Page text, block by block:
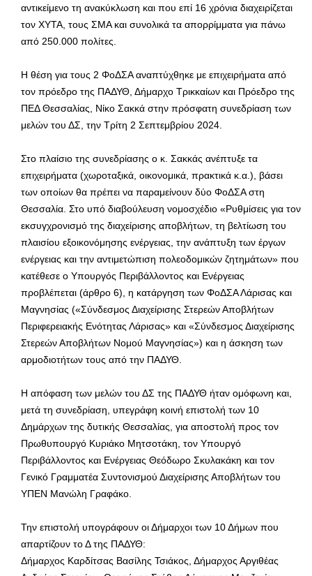
αντικείμενο τη ανακύκλωση και που επί 16 χρόνια διαχειρίζεται
τον ΧΥΤΑ, τους ΣΜΑ και συνολικά τα απορρίμματα για πάνω
από 250.000 πολίτες.
Η θέση για τους 2 ΦοΔΣΑ αναπτύχθηκε με επιχειρήματα από
τον πρόεδρο της ΠΑΔΥΘ, Δήμαρχο Τρικκαίων και Πρόεδρο της
ΠΕΔ Θεσσαλίας, Νίκο Σακκά στην πρόσφατη συνεδρίαση των
μελών του ΔΣ, την Τρίτη 2 Σεπτεμβρίου 2024.
Στο πλαίσιο της συνεδρίασης ο κ. Σακκάς ανέπτυξε τα
επιχειρήματα (χωροταξικά, οικονομικά, πρακτικά κ.α.), βάσει
των οποίων θα πρέπει να παραμείνουν δύο ΦοΔΣΑ στη
Θεσσαλία. Στο υπό διαβούλευση νομοσχέδιο «Ρυθμίσεις για τον
εκσυγχρονισμό της διαχείρισης αποβλήτων, τη βελτίωση του
πλαισίου εξοικονόμησης ενέργειας, την ανάπτυξη των έργων
ενέργειας και την αντιμετώπιση πολεοδομικών ζητημάτων» που
κατέθεσε ο Υπουργός Περιβάλλοντος και Ενέργειας
προβλέπεται (άρθρο 6), η κατάργηση των ΦοΔΣΑ Λάρισας και
Μαγνησίας («Σύνδεσμος Διαχείρισης Στερεών Αποβλήτων
Περιφερειακής Ενότητας Λάρισας» και «Σύνδεσμος Διαχείρισης
Στερεών Αποβλήτων Νομού Μαγνησίας») και η άσκηση των
αρμοδιοτήτων τους από την ΠΑΔΥΘ.
Η απόφαση των μελών του ΔΣ της ΠΑΔΥΘ ήταν ομόφωνη και,
μετά τη συνεδρίαση, υπεγράφη κοινή επιστολή των 10
Δημάρχων της δυτικής Θεσσαλίας, για αποστολή προς τον
Πρωθυπουργό Κυριάκο Μητσοτάκη, τον Υπουργό
Περιβάλλοντος και Ενέργειας Θεόδωρο Σκυλακάκη και τον
Γενικό Γραμματέα Συντονισμού Διαχείρισης Αποβλήτων του
ΥΠΕΝ Μανώλη Γραφάκο.
Την επιστολή υπογράφουν οι Δήμαρχοι των 10 Δήμων που
απαρτίζουν το Δ της ΠΑΔΥΘ:
Δήμαρχος Καρδίτσας Βασίλης Τσιάκος, Δήμαρχος Αργιθέας